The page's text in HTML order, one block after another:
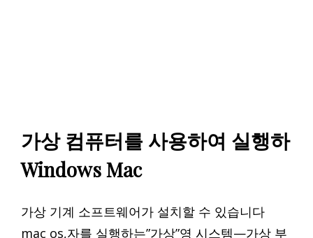
가상 컴퓨터를 사용하여 실행하
Windows Mac
가상 기계 소프트웨어가 설치할 수 있습니다
mac os,자를 실행하는”가상”영 시스템—가상 부